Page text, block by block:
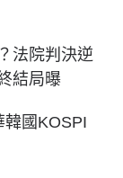
法院判決逆
結局曝
韓國KOSPI